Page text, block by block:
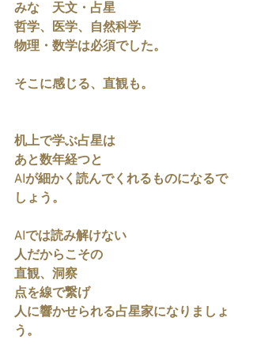
みな　天文・占星
哲学、医学、自然科学
物理・数学は必須でした。
そこに感じる、直観も。
机上で学ぶ占星は
あと数年経つと
AIが細かく読んでくれるものになるで
しょう。
AIでは読み解けない
人だからこその
直観、洞察
点を線で繋げ
人に響かせられる占星家になりましょ
う。